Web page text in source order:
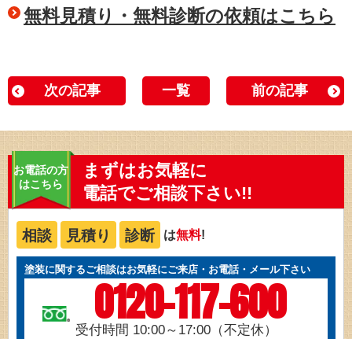
無料見積り・無料診断の依頼はこちら
次の記事 一覧 前の記事
お電話の方
はこちら
まずはお気軽に
電話でご相談下さい!!
相談 見積り 診断 は無料!
塗装に関するご相談はお気軽にご来店・お電話・メール下さい
0120-117-600
受付時間 10:00～17:00（不定休）